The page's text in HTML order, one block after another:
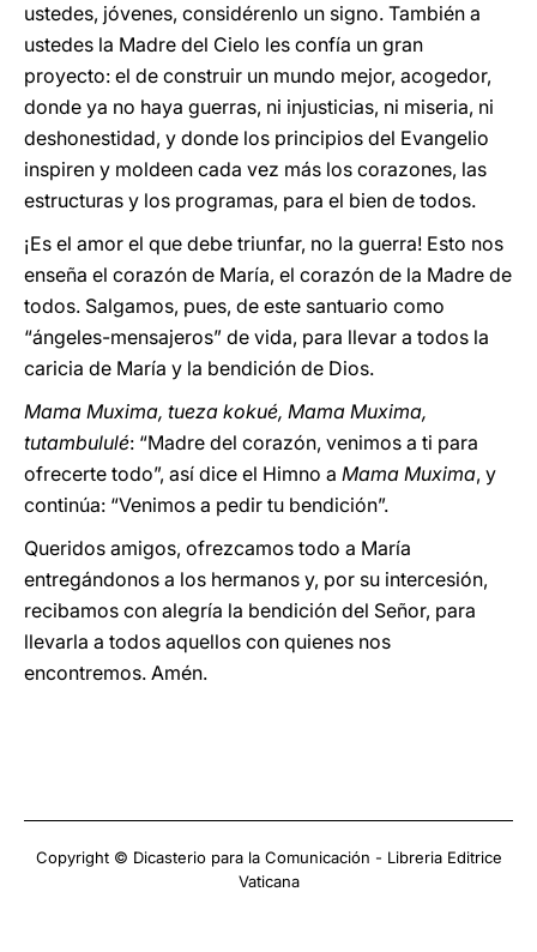
ustedes, jóvenes, considérenlo un signo. También a
ustedes la Madre del Cielo les confía un gran
proyecto: el de construir un mundo mejor, acogedor,
donde ya no haya guerras, ni injusticias, ni miseria, ni
deshonestidad, y donde los principios del Evangelio
inspiren y moldeen cada vez más los corazones, las
estructuras y los programas, para el bien de todos.
¡Es el amor el que debe triunfar, no la guerra! Esto nos
enseña el corazón de María, el corazón de la Madre de
todos. Salgamos, pues, de este santuario como
“ángeles-mensajeros” de vida, para llevar a todos la
caricia de María y la bendición de Dios.
Mama Muxima, tueza kokué, Mama Muxima,
tutambululé: “Madre del corazón, venimos a ti para
ofrecerte todo”, así dice el Himno a Mama Muxima, y
continúa: “Venimos a pedir tu bendición”.
Queridos amigos, ofrezcamos todo a María
entregándonos a los hermanos y, por su intercesión,
recibamos con alegría la bendición del Señor, para
llevarla a todos aquellos con quienes nos
encontremos. Amén.
Copyright © Dicasterio para la Comunicación - Libreria Editrice
Vaticana